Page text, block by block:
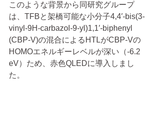
このような背景から同研究グループ
は、TFBと架橋可能な小分子4,4′-bis(3-
vinyl-9H-carbazol-9-yl)1,1′-biphenyl
(CBP-V)の混合によるHTLがCBP-Vの
HOMOエネルギーレベルが深い（-6.2
eV）ため、赤色QLEDに導入しまし
た。